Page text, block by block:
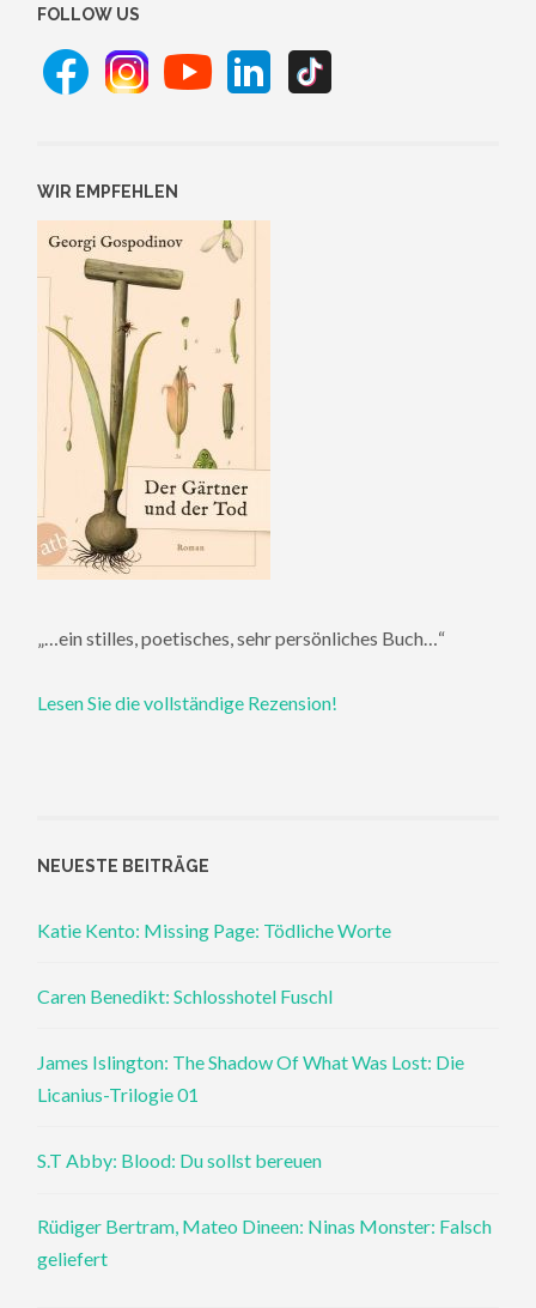
FOLLOW US
WIR EMPFEHLEN
„…ein stilles, poetisches, sehr persönliches Buch…“
Lesen Sie die vollständige Rezension!
NEUESTE BEITRÄGE
Katie Kento: Missing Page: Tödliche Worte
Caren Benedikt: Schlosshotel Fuschl
James Islington: The Shadow Of What Was Lost: Die
Licanius-Trilogie 01
S.T Abby: Blood: Du sollst bereuen
Rüdiger Bertram, Mateo Dineen: Ninas Monster: Falsch
geliefert